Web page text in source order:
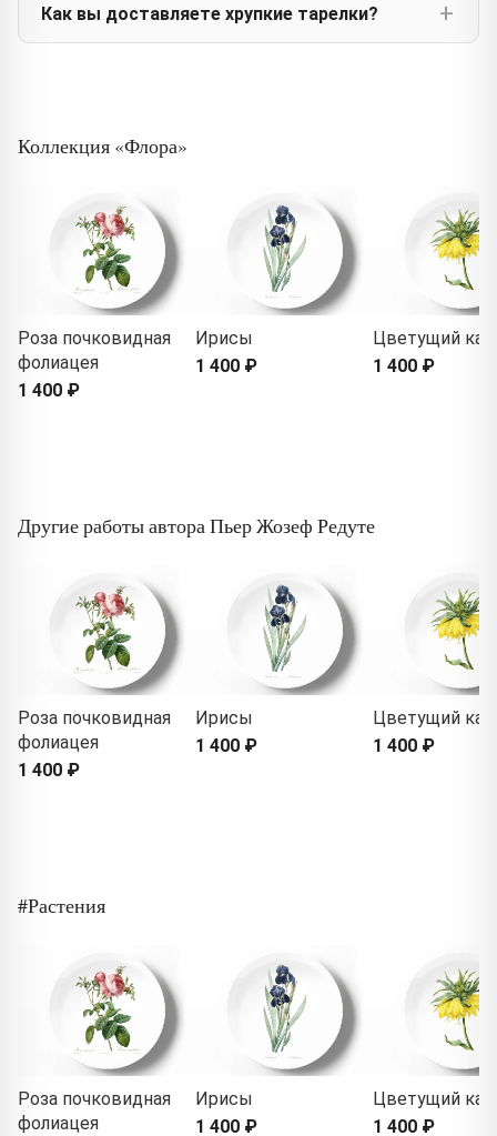
Как вы доставляете хрупкие тарелки?
Коллекция «Флора»
Роза почковидная
фолиацея
1 400 ₽
Ирисы
1 400 ₽
Цветущий
1 400 ₽
Другие работы автора Пьер Жозеф Редуте
Роза почковидная
фолиацея
1 400 ₽
Ирисы
1 400 ₽
Цветущий
1 400 ₽
#Растения
Роза почковидная
фолиацея
Ирисы
1 400 ₽
Цветущий
1 400 ₽